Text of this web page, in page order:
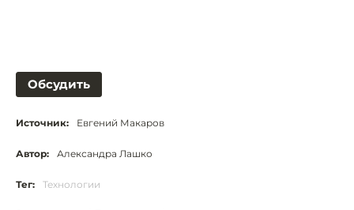
Обсудить
Источник: Евгений Макаров
Автор: Александра Лашко
Тег: Технологии